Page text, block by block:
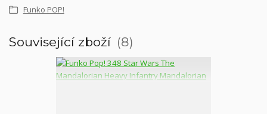
Funko POP!
Související zboží 8